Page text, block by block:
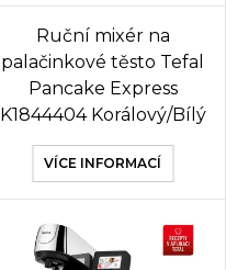
Ruční mixér na
palačinkové těsto Tefal
Pancake Express
K1844404 Korálový/Bílý
VÍCE INFORMACÍ